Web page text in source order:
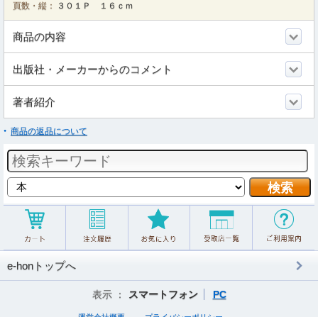
頁数・縦：
３０１Ｐ １６ｃｍ
商品の内容
出版社・メーカーからのコメント
著者紹介
商品の返品について
e-honトップへ
表示 ： スマートフォン PC